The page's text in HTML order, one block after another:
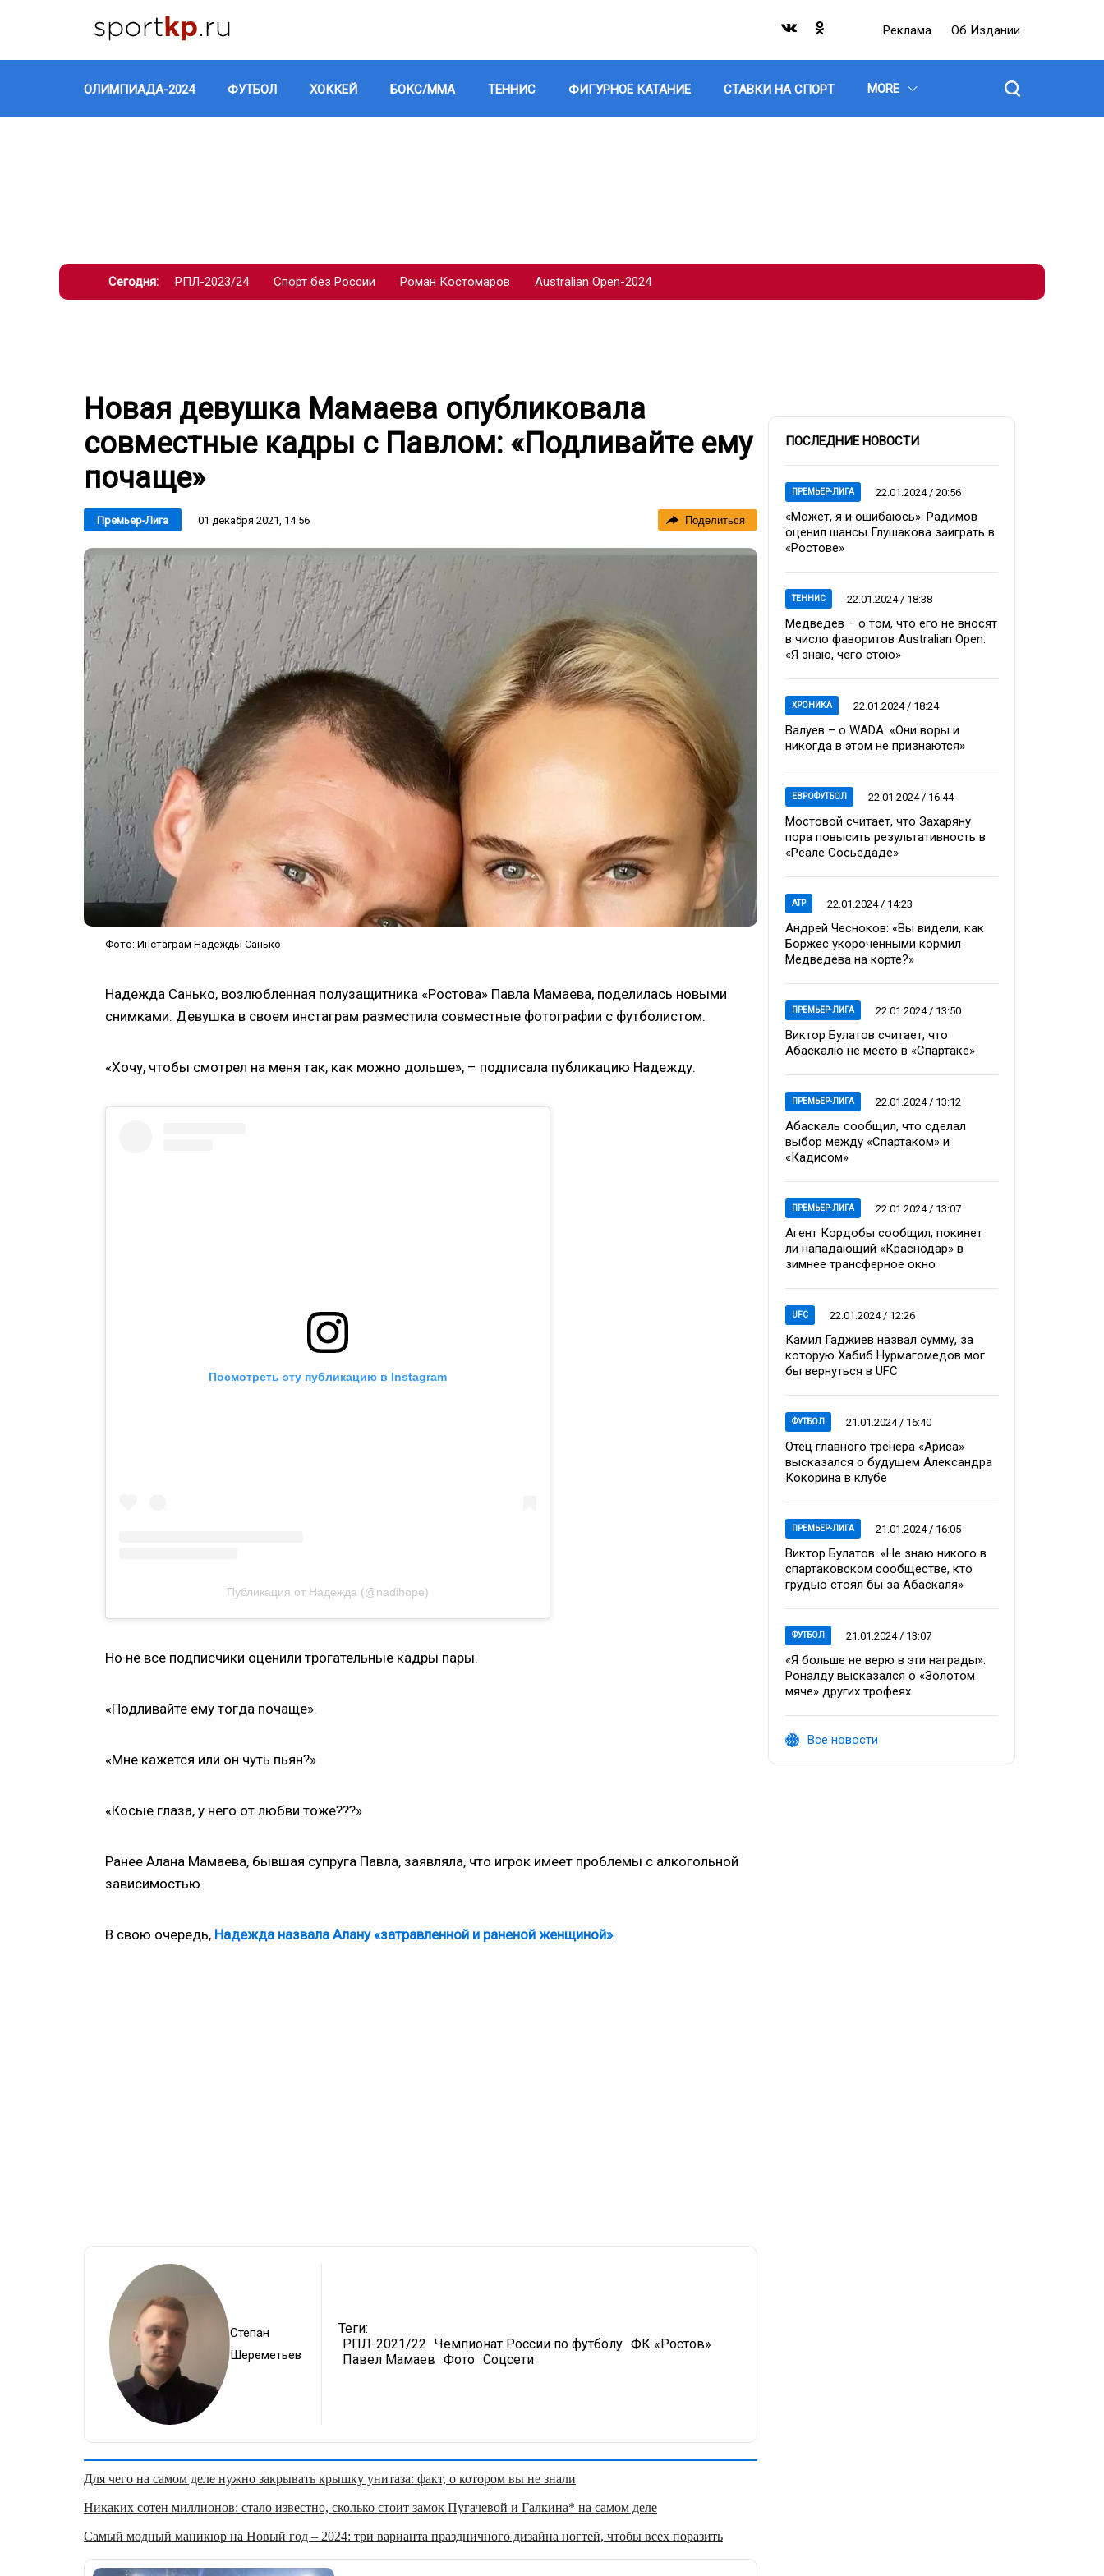
Реклама Об Издании
ОЛИМПИАДА-2024 ФУТБОЛ ХОККЕЙ БОКС/ММА ТЕННИС ФИГУРНОЕ КАТАНИЕ СТАВКИ НА СПОРТ MORE
Сегодня: РПЛ-2023/24 Спорт без России Роман Костомаров Australian Open-2024
Новая девушка Мамаева опубликовала
совместные кадры с Павлом: «Подливайте ему
почаще»
Премьер-Лига 01 декабря 2021, 14:56 Поделиться
Фото: Инстаграм Надежды Санько
Надежда Санько, возлюбленная полузащитника «Ростова» Павла Мамаева, поделилась новыми
снимками. Девушка в своем инстаграм разместила совместные фотографии с футболистом.
«Хочу, чтобы смотрел на меня так, как можно дольше», – подписала публикацию Надежду.
Посмотреть эту публикацию в Instagram
Публикация от Надежда (@nadihope)
Но не все подписчики оценили трогательные кадры пары.
«Подливайте ему тогда почаще».
«Мне кажется или он чуть пьян?»
«Косые глаза, у него от любви тоже???»
Ранее Алана Мамаева, бывшая супруга Павла, заявляла, что игрок имеет проблемы с алкогольной
зависимостью.
В свою очередь, Надежда назвала Алану «затравленной и раненой женщиной».
Степан
Шереметьев
Теги:
РПЛ-2021/22 Чемпионат России по футболу ФК «Ростов»
Павел Мамаев Фото Соцсети
Для чего на самом деле нужно закрывать крышку унитаза: факт, о котором вы не знали
Никаких сотен миллионов: стало известно, сколько стоит замок Пугачевой и Галкина* на самом деле
Самый модный маникюр на Новый год – 2024: три варианта праздничного дизайна ногтей, чтобы всех поразить
ПОСЛЕДНИЕ НОВОСТИ
ПРЕМЬЕР-ЛИГА 22.01.2024 / 20:56
«Может, я и ошибаюсь»: Радимов
оценил шансы Глушакова заиграть в
«Ростове»
ТЕННИС 22.01.2024 / 18:38
Медведев – о том, что его не вносят
в число фаворитов Australian Open:
«Я знаю, чего стою»
ХРОНИКА 22.01.2024 / 18:24
Валуев – о WADA: «Они воры и
никогда в этом не признаются»
ЕВРОФУТБОЛ 22.01.2024 / 16:44
Мостовой считает, что Захаряну
пора повысить результативность в
«Реале Сосьедаде»
ATP 22.01.2024 / 14:23
Андрей Чесноков: «Вы видели, как
Боржес укороченными кормил
Медведева на корте?»
ПРЕМЬЕР-ЛИГА 22.01.2024 / 13:50
Виктор Булатов считает, что
Абаскалю не место в «Спартаке»
ПРЕМЬЕР-ЛИГА 22.01.2024 / 13:12
Абаскаль сообщил, что сделал
выбор между «Спартаком» и
«Кадисом»
ПРЕМЬЕР-ЛИГА 22.01.2024 / 13:07
Агент Кордобы сообщил, покинет
ли нападающий «Краснодар» в
зимнее трансферное окно
UFC 22.01.2024 / 12:26
Камил Гаджиев назвал сумму, за
которую Хабиб Нурмагомедов мог
бы вернуться в UFC
ФУТБОЛ 21.01.2024 / 16:40
Отец главного тренера «Ариса»
высказался о будущем Александра
Кокорина в клубе
ПРЕМЬЕР-ЛИГА 21.01.2024 / 16:05
Виктор Булатов: «Не знаю никого в
спартаковском сообществе, кто
грудью стоял бы за Абаскаля»
ФУТБОЛ 21.01.2024 / 13:07
«Я больше не верю в эти награды»:
Роналду высказался о «Золотом
мяче» других трофеях
Все новости